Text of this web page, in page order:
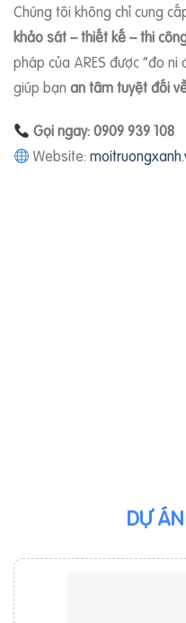
Chúng tôi không chỉ cung
khảo sát – thiết kế – thi
pháp của ARES được “đo
giúp bạn an tâm tuyệt đối
Gọi ngay: 0909 939 108
Website:
DỰ